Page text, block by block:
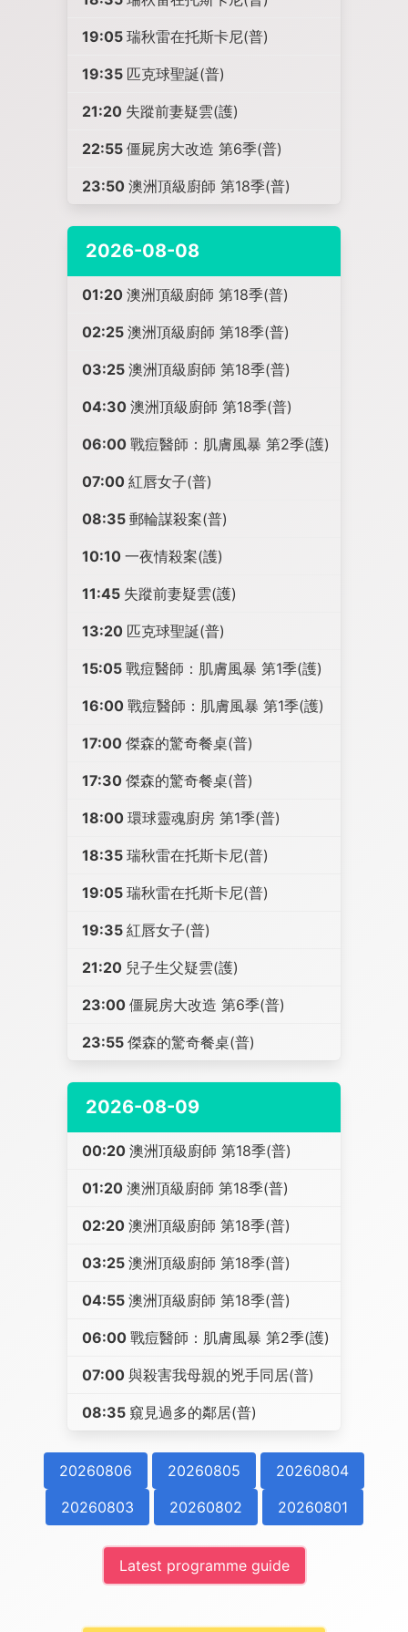
19:05 瑞秋雷在托斯卡尼(普)
19:35 匹克球聖誕(普)
21:20 失蹤前妻疑雲(護)
22:55 僵屍房大改造 第6季(普)
23:50 澳洲頂級廚師 第18季(普)
2026-08-08
01:20 澳洲頂級廚師 第18季(普)
02:25 澳洲頂級廚師 第18季(普)
03:25 澳洲頂級廚師 第18季(普)
04:30 澳洲頂級廚師 第18季(普)
06:00 戰痘醫師：肌膚風暴 第2季(護)
07:00 紅唇女子(普)
08:35 郵輪謀殺案(普)
10:10 一夜情殺案(護)
11:45 失蹤前妻疑雲(護)
13:20 匹克球聖誕(普)
15:05 戰痘醫師：肌膚風暴 第1季(護)
16:00 戰痘醫師：肌膚風暴 第1季(護)
17:00 傑森的驚奇餐桌(普)
17:30 傑森的驚奇餐桌(普)
18:00 環球靈魂廚房 第1季(普)
18:35 瑞秋雷在托斯卡尼(普)
19:05 瑞秋雷在托斯卡尼(普)
19:35 紅唇女子(普)
21:20 兒子生父疑雲(護)
23:00 僵屍房大改造 第6季(普)
23:55 傑森的驚奇餐桌(普)
2026-08-09
00:20 澳洲頂級廚師 第18季(普)
01:20 澳洲頂級廚師 第18季(普)
02:20 澳洲頂級廚師 第18季(普)
03:25 澳洲頂級廚師 第18季(普)
04:55 澳洲頂級廚師 第18季(普)
06:00 戰痘醫師：肌膚風暴 第2季(護)
07:00 與殺害我母親的兇手同居(普)
08:35 窺見過多的鄰居(普)
20260806 20260805
20260804
20260803
20260802 20260801
Latest programme guide